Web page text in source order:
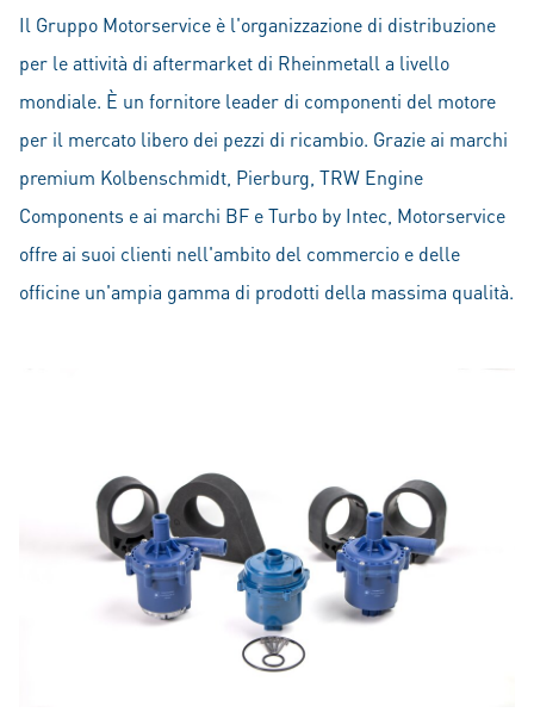
Il Gruppo Motorservice è l'organizzazione di distribuzione
per le attività di aftermarket di Rheinmetall a livello
mondiale. È un fornitore leader di componenti del motore
per il mercato libero dei pezzi di ricambio. Grazie ai marchi
premium Kolbenschmidt, Pierburg, TRW Engine
Components e ai marchi BF e Turbo by Intec, Motorservice
offre ai suoi clienti nell'ambito del commercio e delle
officine un'ampia gamma di prodotti della massima qualità.